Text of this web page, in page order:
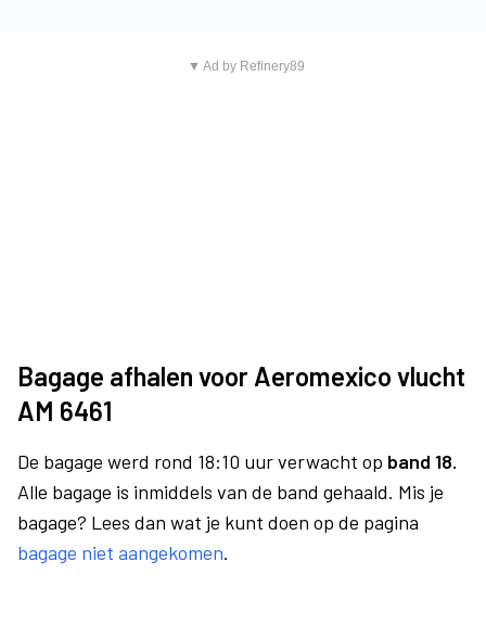
▼ Ad by Refinery89
Bagage afhalen voor Aeromexico vlucht
AM 6461
De bagage werd rond 18:10 uur verwacht op band 18.
Alle bagage is inmiddels van de band gehaald. Mis je
bagage? Lees dan wat je kunt doen op de pagina
bagage niet aangekomen.